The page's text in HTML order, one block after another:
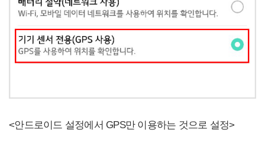
<안드로이드 설정에서 GPS만 이용하는 것으로 설정>